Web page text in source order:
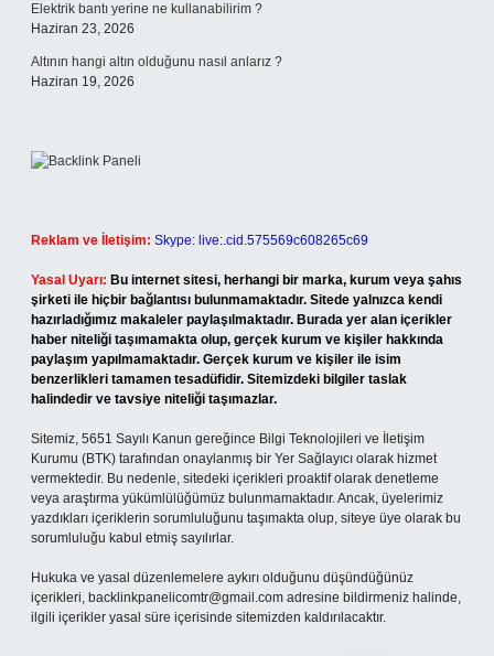
Elektrik bantı yerine ne kullanabilirim ?
Haziran 23, 2026
Altının hangi altın olduğunu nasıl anlarız ?
Haziran 19, 2026
Reklam ve İletişim: Skype: live:.cid.575569c608265c69
Yasal Uyarı: Bu internet sitesi, herhangi bir marka, kurum veya şahıs
şirketi ile hiçbir bağlantısı bulunmamaktadır. Sitede yalnızca kendi
hazırladığımız makaleler paylaşılmaktadır. Burada yer alan içerikler
haber niteliği taşımamakta olup, gerçek kurum ve kişiler hakkında
paylaşım yapılmamaktadır. Gerçek kurum ve kişiler ile isim
benzerlikleri tamamen tesadüfidir. Sitemizdeki bilgiler taslak
halindedir ve tavsiye niteliği taşımazlar.
Sitemiz, 5651 Sayılı Kanun gereğince Bilgi Teknolojileri ve İletişim
Kurumu (BTK) tarafından onaylanmış bir Yer Sağlayıcı olarak hizmet
vermektedir. Bu nedenle, sitedeki içerikleri proaktif olarak denetleme
veya araştırma yükümlülüğümüz bulunmamaktadır. Ancak, üyelerimiz
yazdıkları içeriklerin sorumluluğunu taşımakta olup, siteye üye olarak bu
sorumluluğu kabul etmiş sayılırlar.
Hukuka ve yasal düzenlemelere aykırı olduğunu düşündüğünüz
içerikleri, backlinkpanelicomtr@gmail.com adresine bildirmeniz halinde,
ilgili içerikler yasal süre içerisinde sitemizden kaldırılacaktır.